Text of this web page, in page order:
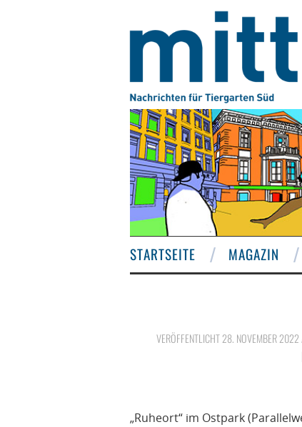
STARTSEITE MAGAZIN
VERÖFFENTLICHT28. NOVEMBER 2022
„Ruheort“ im Ostpark